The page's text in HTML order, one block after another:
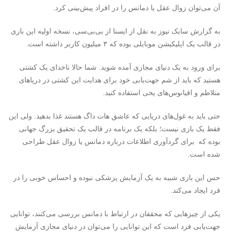
آن می‌توان زوال عقل یا دمانس را در افراد پیش‌بینی کرد.
به گزارش سایک نیوز به نقل از ایسنا از بی‌بی‌سی، نسخه اولیه این بازی
در قالب یک اپلیکیشن موبایلی بوده که ۳ میلیون کاربر داشته است.
برای ورود به یک دنیای مجازی آمده شوید. شما حالا ناخدای یک کشتی
هستید که باید از شم جهت‌یابی خود برای هدایت این کشتی در دریاهای
متلاطم و اقیانوس‌های یخی استفاده کنید.
حتی باید به غول‌های دریایی که عاشق هات داگ هستند غذا بدهید. ولی این
فقط یک بازی نیست؛ بلکه یک برنامه در قالب یک تحقیق بزرگ جهانی
بوده که برای گردآوری اطلاعات درباره دمانس یا زوال عقل طراحی
شده است.
حس این بازی شبیه به یک آزمایش پزشکی نبوده و احساس خوبی را در
فرد ایجاد می‌کند.
یکی از چیزهایی که محققان در ارتباط با دمانس بررسی می‌کنند، توانایی
جهت‌یابی فرد است که این توانایی را می‌توان در دنیای مجازی آزمایش